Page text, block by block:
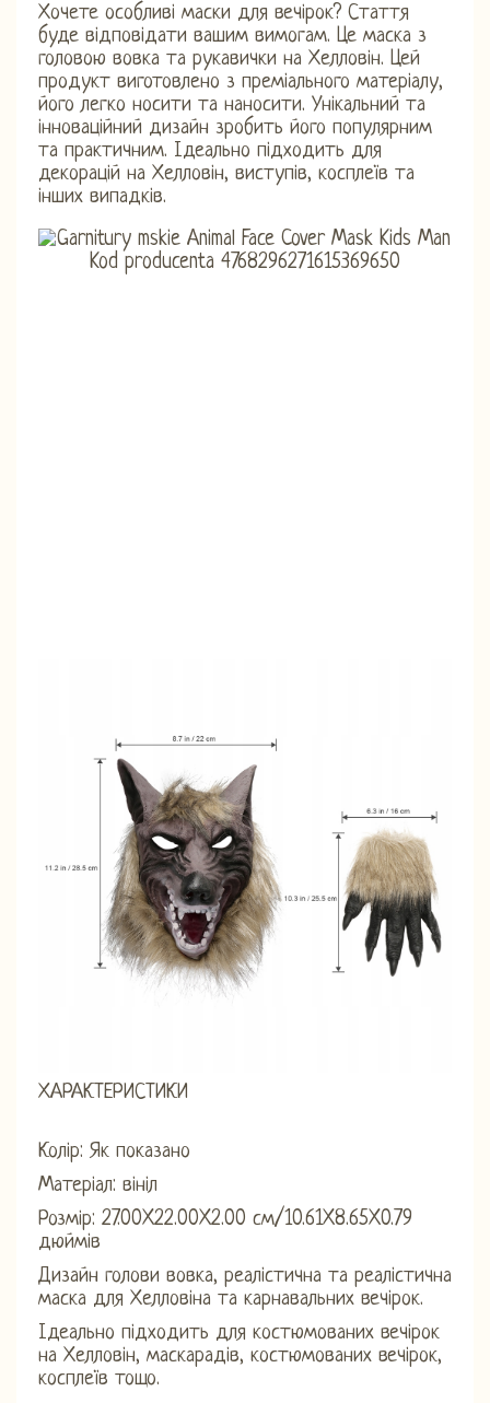
Хочете особливі маски для вечірок? Стаття
буде відповідати вашим вимогам. Це маска з
головою вовка та рукавички на Хелловін. Цей
продукт виготовлено з преміального матеріалу,
його легко носити та наносити. Унікальний та
інноваційний дизайн зробить його популярним
та практичним. Ідеально підходить для
декорацій на Хелловін, виступів, косплеїв та
інших випадків.
ХАРАКТЕРИСТИКИ
Колір: Як показано
Матеріал: вініл
Розмір: 27.00X22.00X2.00 см/10.61X8.65X0.79
дюймів
Дизайн голови вовка, реалістична та реалістична
маска для Хелловіна та карнавальних вечірок.
Ідеально підходить для костюмованих вечірок
на Хелловін, маскарадів, костюмованих вечірок,
косплеїв тощо.